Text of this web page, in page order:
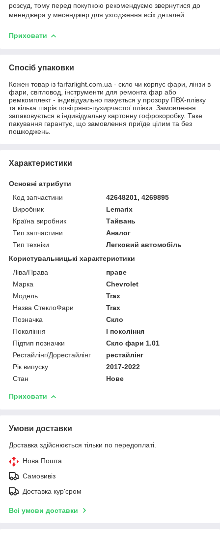
розсуд, тому перед покупкою рекомендуємо звернутися до
менеджера у месенджер для узгодження всіх деталей.
Приховати
Спосіб упаковки
Кожен товар із farfarlight.com.ua - скло чи корпус фари, лінзи в
фари, світловод, інструменти для ремонта фар або
ремкомплект - індивідуально пакується у прозору ПВХ-плівку
та кілька шарів повітряно-пухирчастої плівки. Замовлення
запаковується в індивідуальну картонну гофрокоробку. Таке
пакування гарантує, що замовлення приїде цілим та без
пошкоджень.
Характеристики
Основні атрибути
Код запчастини
42648201, 4269895
Виробник
Lemarix
Країна виробник
Тайвань
Тип запчастини
Аналог
Тип техніки
Легковий автомобіль
Користувальницькі характеристики
Ліва/Права
праве
Марка
Chevrolet
Мoдель
Trax
Назва СтеклоФари
Trax
Позначка
Скло
Покоління
I покоління
Підтип позначки
Скло фари 1.01
Рестайлінг/Дорестайлінг
рестайлінг
Рік випуску
2017-2022
Стан
Нове
Приховати
Умови доставки
Доставка здійснюється тільки по передоплаті.
Нова Пошта
Самовивіз
Доставка кур'єром
Всі умови доставки